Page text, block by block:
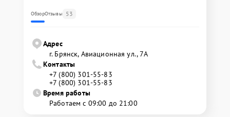
ОбзорОтзывы 53
Адрес
г. Брянск, Авиационная ул., 7А
Контакты
+7 (800) 301-55-83
+7 (800) 301-55-83
Время работы
Работаем с 09:00 до 21:00